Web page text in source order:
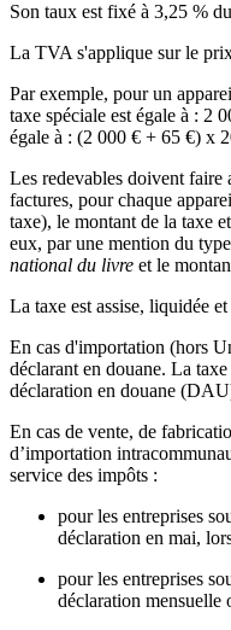
Son taux est fixé à 3,25 %
La TVA s'applique sur le
Par exemple, pour un
taxe spéciale est égale à : 2
égale à : (2 000 € + 65 €) x
Les redevables doivent faire
factures, pour chaque
taxe), le montant de la taxe
eux, par une mention du type
national du livre et le
La taxe est assise, liquidée et
En cas d'importation (hors
déclarant en douane. La
déclaration en douane
En cas de vente, de
d’importation
service des impôts :
pour les entreprises
déclaration en mai,
pour les entreprises
déclaration mensuelle